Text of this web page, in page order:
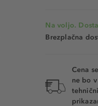
Na voljo.
Brezplačna
Cena
ne bo